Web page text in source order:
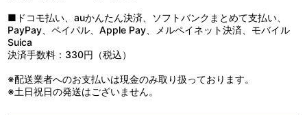
■ドコモ払い、auかんたん決済、ソフトバンクまとめて支払い、
PayPay、ペイパル、Apple Pay、メルペイネット決済、モバイル
Suica
決済手数料：330円（税込）
※配送業者へのお支払いは現金のみ取り扱っております。
※土日祝日の発送はございません。